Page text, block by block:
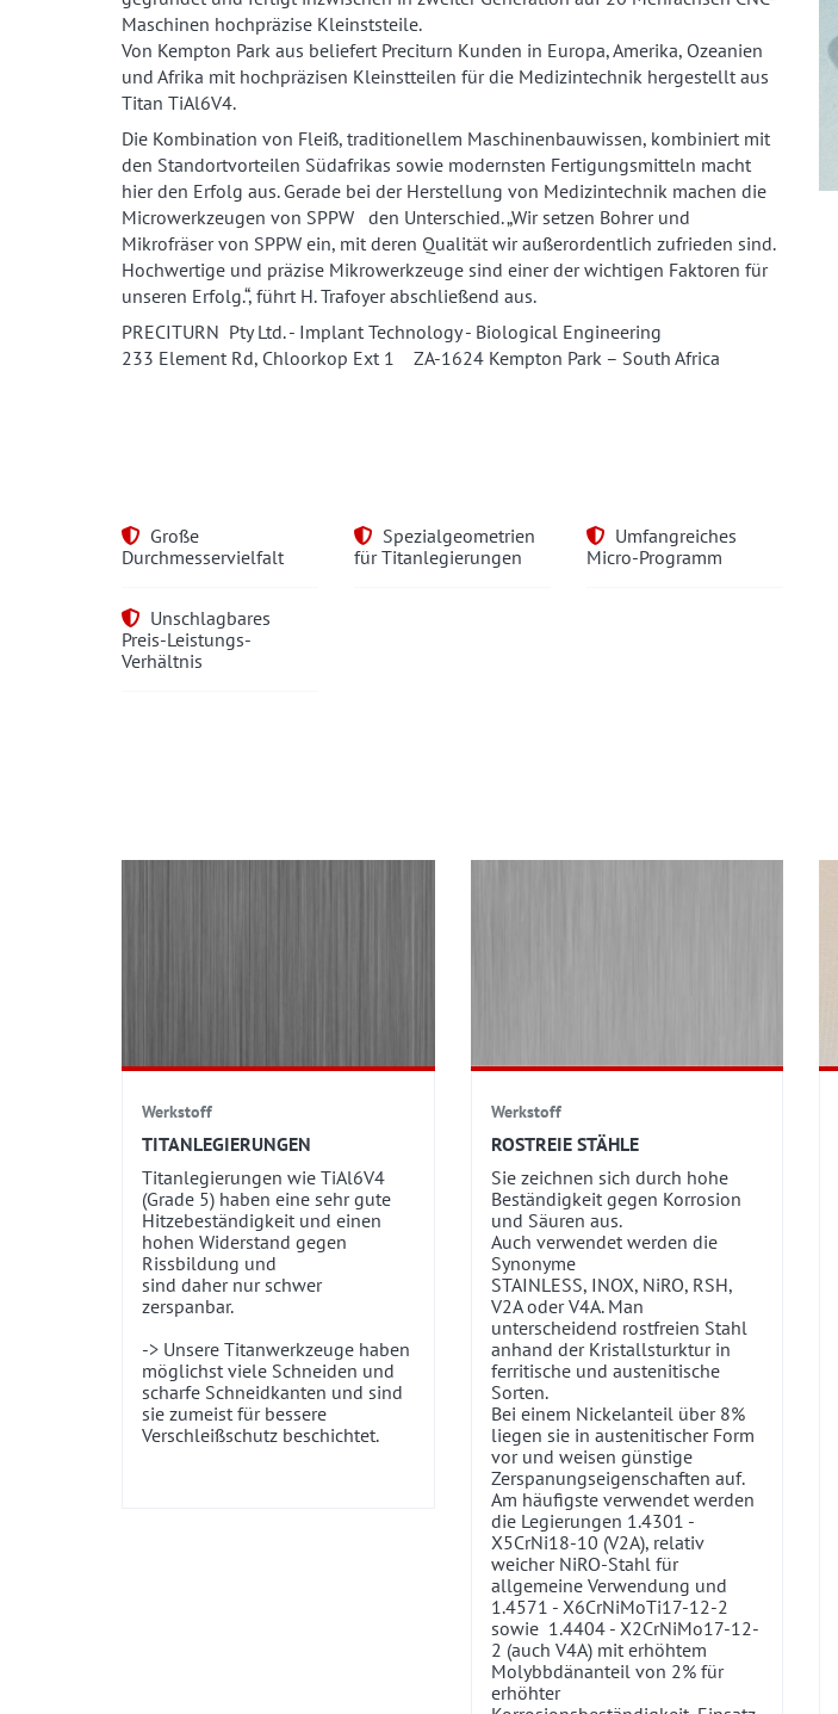
Maschinen hochpräzise Kleinststeile.
Von Kempton Park aus beliefert Preciturn Kunden in Europa, Amerika, Ozeanien
und Afrika mit hochpräzisen Kleinstteilen für die Medizintechnik hergestellt aus
Titan TiAl6V4.
Die Kombination von Fleiß, traditionellem Maschinenbauwissen, kombiniert mit
den Standortvorteilen Südafrikas sowie modernsten Fertigungsmitteln macht
hier den Erfolg aus. Gerade bei der Herstellung von Medizintechnik machen die
Microwerkzeugen von SPPW den Unterschied. „Wir setzen Bohrer und
Mikrofräser von SPPW ein, mit deren Qualität wir außerordentlich zufrieden sind.
Hochwertige und präzise Mikrowerkzeuge sind einer der wichtigen Faktoren für
unseren Erfolg.“, führt H. Trafoyer abschließend aus.
PRECITURN Pty Ltd. - Implant Technology - Biological Engineering
233 Element Rd, Chloorkop Ext 1 ZA-1624 Kempton Park – South Africa
Große
Durchmesservielfalt
Unschlagbares
Preis-Leistungs-
Verhältnis
Spezialgeometrien
für Titanlegierungen
Umfangreiches
Micro-Programm
Werkstoff
TITANLEGIERUNGEN
Titanlegierungen wie TiAl6V4
(Grade 5) haben eine sehr gute
Hitzebeständigkeit und einen
hohen Widerstand gegen
Rissbildung und
sind daher nur schwer
zerspanbar.
-> Unsere Titanwerkzeuge haben
möglichst viele Schneiden und
scharfe Schneidkanten und sind
sie zumeist für bessere
Verschleißschutz beschichtet.
Werkstoff
ROSTREIE STÄHLE
Sie zeichnen sich durch hohe
Beständigkeit gegen Korrosion
und Säuren aus.
Auch verwendet werden die
Synonyme
STAINLESS, INOX, NiRO, RSH,
V2A oder V4A. Man
unterscheidend rostfreien Stahl
anhand der Kristallsturktur in
ferritische und austenitische
Sorten.
Bei einem Nickelanteil über 8%
liegen sie in austenitischer Form
vor und weisen günstige
Zerspanungseigenschaften auf.
Am häufigste verwendet werden
die Legierungen 1.4301 -
X5CrNi18-10 (V2A), relativ
weicher NiRO-Stahl für
allgemeine Verwendung und
1.4571 - X6CrNiMoTi17-12-2
sowie 1.4404 - X2CrNiMo17-12-
2 (auch V4A) mit erhöhtem
Molybbdänanteil von 2% für
erhöhter